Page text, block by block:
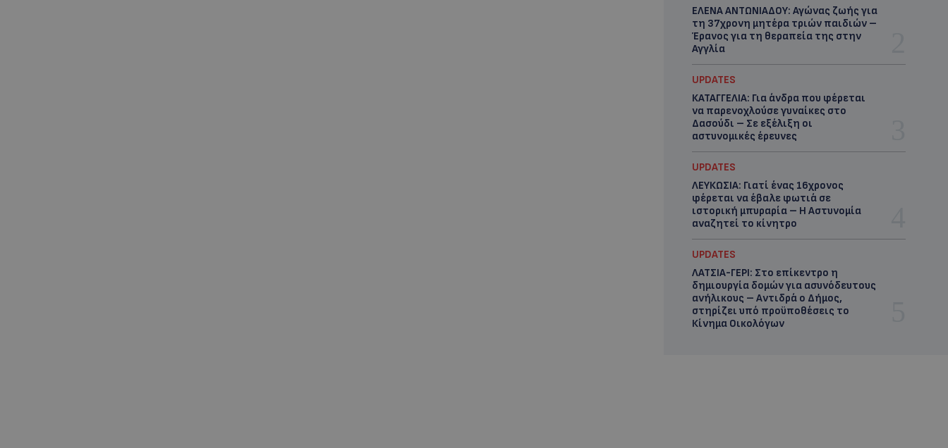
ΕΛΕΝΑ ΑΝΤΩΝΙΑΔΟΥ: Αγώνας ζωής για
τη 37χρονη μητέρα τριών παιδιών –
Έρανος για τη θεραπεία της στην
Αγγλία
UPDATES
ΚΑΤΑΓΓΕΛΙΑ: Για άνδρα που φέρεται
να παρενοχλούσε γυναίκες στο
Δασούδι – Σε εξέλιξη οι
αστυνομικές έρευνες
UPDATES
ΛΕΥΚΩΣΙΑ: Γιατί ένας 16χρονος
φέρεται να έβαλε φωτιά σε
ιστορική μπυραρία – Η Αστυνομία
αναζητεί το κίνητρο
UPDATES
ΛΑΤΣΙΑ-ΓΕΡΙ: Στο επίκεντρο η
δημιουργία δομών για ασυνόδευτους
ανήλικους – Αντιδρά ο Δήμος,
στηρίζει υπό προϋποθέσεις το
Κίνημα Οικολόγων